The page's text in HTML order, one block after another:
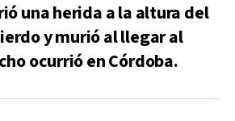
una herida a la altura del
y murió al llegar al
ocurrió en Córdoba.